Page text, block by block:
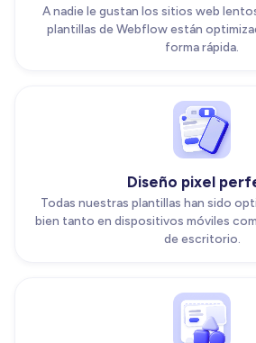
A nadie le gustan los sitios web
plantillas de Webflow están
forma rápida.
Diseño pixel
Todas nuestras plantillas han sido
bien tanto en dispositivos móviles
de escritorio.